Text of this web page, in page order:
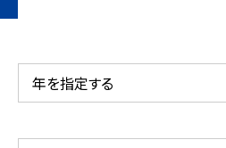
年を指定する